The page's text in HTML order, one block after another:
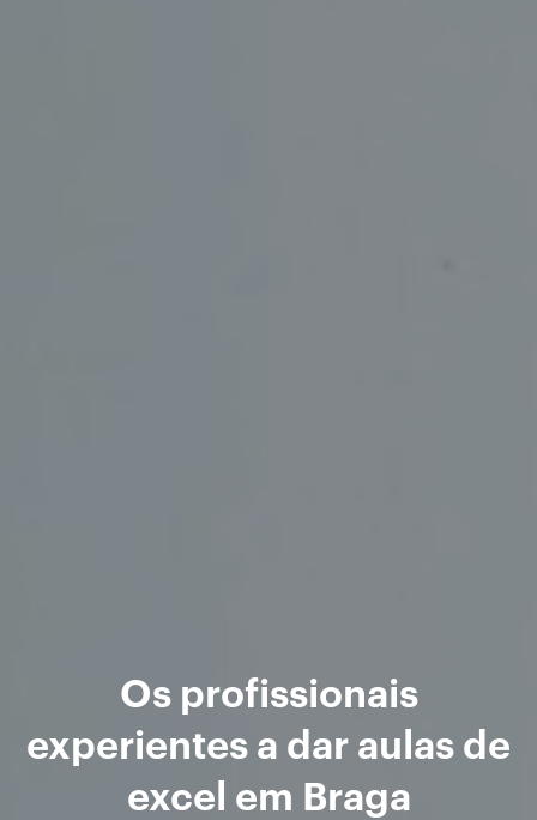
Os profissionais
experientes a dar aulas de
excel em Braga